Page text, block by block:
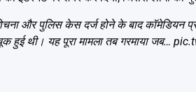
और पुलिस केस दर्ज होने के बाद कॉमेडियन
हुई थी। यह पूरा मामला तब गरमाया जब…